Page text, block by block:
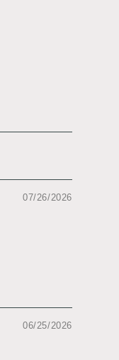
07/26/2026
06/25/2026